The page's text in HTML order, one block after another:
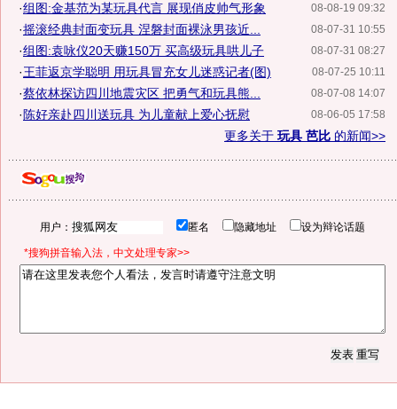
08-08-19 09:32
·组图:金基范为某玩具代言 展现俏皮帅气形象
08-07-31 10:55
·摇滚经典封面变玩具 涅磐封面裸泳男孩近...
08-07-31 08:27
·组图:袁咏仪20天赚150万 买高级玩具哄儿子
08-07-25 10:11
·王菲返京学聪明 用玩具冒充女儿迷惑记者(图)
08-07-08 14:07
·蔡依林探访四川地震灾区 把勇气和玩具熊...
08-06-05 17:58
· 陈好亲赴四川送玩具 为儿童献上爱心抚慰
更多关于 玩具 芭比 的新闻>>
用户： 匿名 隐藏地址 设为辩论话题
*搜狗拼音输入法，中文处理专家>>